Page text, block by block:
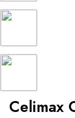
Celimax